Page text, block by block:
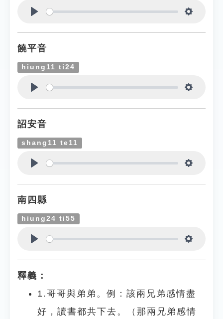
饒平音
hiung11 ti24
詔安音
shang11 te11
南四縣
hiung24 ti55
釋義：
1.哥哥與弟弟。例：該兩兄弟感情盡
好，讀書都共下去。（那兩兄弟感情